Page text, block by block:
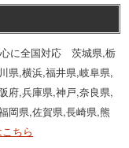
心に全国対応 茨城県,栃
県,横浜,福井県,岐阜県,
府,兵庫県,神戸,奈良県,
岡県,佐賀県,長崎県,熊
ちら